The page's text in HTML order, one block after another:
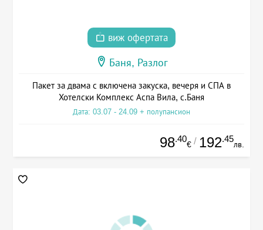
виж офертата
Баня, Разлог
Пакет за двама с включена закуска, вечеря и СПА в
Хотелски Комплекс Аспа Вила, с.Баня
Дата: 03.07 - 24.09 + полупансион
98.40
€ / 192.45
лв.